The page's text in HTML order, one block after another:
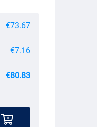
€73.67
€7.16
€80.83